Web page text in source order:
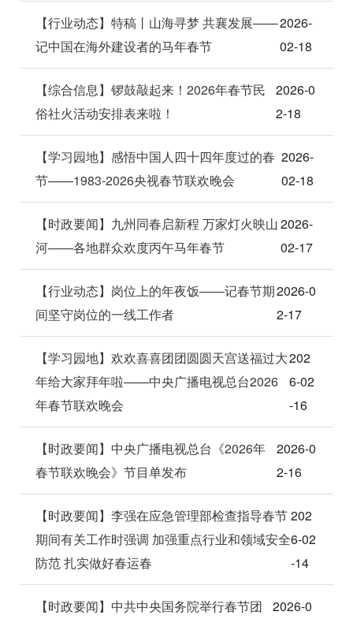
【行业动态】特稿丨山海寻梦 共襄发展——
记中国在海外建设者的马年春节
2026-
02-18
【综合信息】锣鼓敲起来！2026年春节民
俗社火活动安排表来啦！
2026-0
2-18
【学习园地】感悟中国人四十四年度过的春
节——1983-2026央视春节联欢晚会
2026-
02-18
【时政要闻】九州同春启新程 万家灯火映山
河——各地群众欢度丙午马年春节
2026-
02-17
【行业动态】岗位上的年夜饭——记春节期
间坚守岗位的一线工作者
2026-0
2-17
【学习园地】欢欢喜喜团团圆圆天宫送福过大
年给大家拜年啦——中央广播电视总台2026
年春节联欢晚会
202
6-02
-16
【时政要闻】中央广播电视总台《2026年
春节联欢晚会》节目单发布
2026-0
2-16
【时政要闻】李强在应急管理部检查指导春节
期间有关工作时强调 加强重点行业和领域安全
防范 扎实做好春运春
202
6-02
-14
【时政要闻】中共中央国务院举行春节团
2026-0